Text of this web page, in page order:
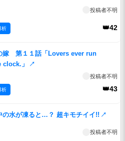
投稿者不明
👑42
析
嫁 第１１話「Lovers ever run
clock.」
↗
投稿者不明
👑43
析
の水が凍ると…？ 超キモチイイ!! ↗
投稿者不明